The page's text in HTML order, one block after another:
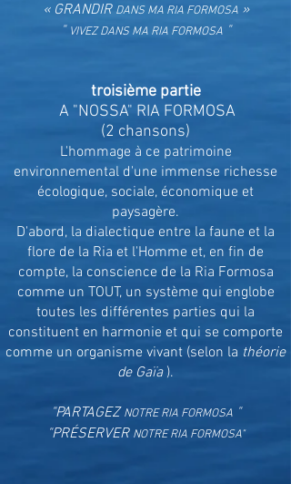
« GRANDIR DANS MA RIA FORMOSA »
" VIVEZ DANS MA RIA FORMOSA "
troisième partie
A "NOSSA" RIA FORMOSA
(2 chansons)
L'hommage à ce patrimoine
environnemental d'une immense richesse
écologique, sociale, économique et
paysagère.
D'abord, la dialectique entre la faune et la
flore de la Ria et l'Homme et, en fin de
compte, la conscience de la Ria Formosa
comme un TOUT, un système qui englobe
toutes les différentes parties qui la
constituent en harmonie et qui se comporte
comme un organisme vivant (selon la théorie
de Gaïa).
"PARTAGEZ NOTRE RIA FORMOSA "
"PRÉSERVER NOTRE RIA FORMOSA"